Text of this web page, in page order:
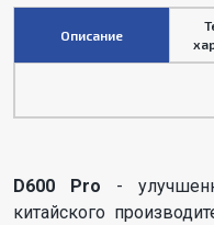
Описание
D600 Pro -
китайского